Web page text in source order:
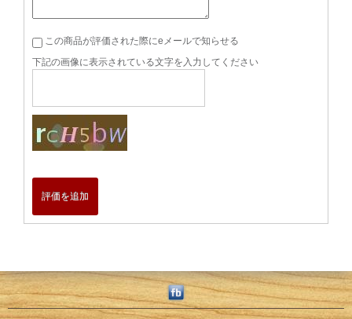
この商品が評価された際にeメールで知らせる
下記の画像に表示されている文字を入力してください
評価を追加